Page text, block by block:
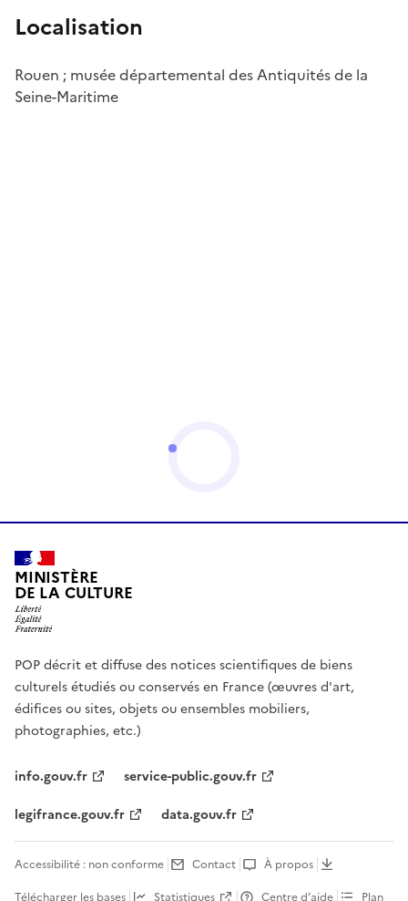
Localisation
Rouen ; musée départemental des Antiquités de la
Seine-Maritime
MINISTÈRE
DE LA CULTURE
POP décrit et diffuse des notices scientifiques de biens
culturels étudiés ou conservés en France (œuvres d'art,
édifices ou sites, objets ou ensembles mobiliers,
photographies, etc.)
info.gouv.fr
service-public.gouv.fr
legifrance.gouv.fr
data.gouv.fr
Accessibilité : non conforme Contact
À propos
Télécharger les bases
Statistiques Centre d’aide Plan